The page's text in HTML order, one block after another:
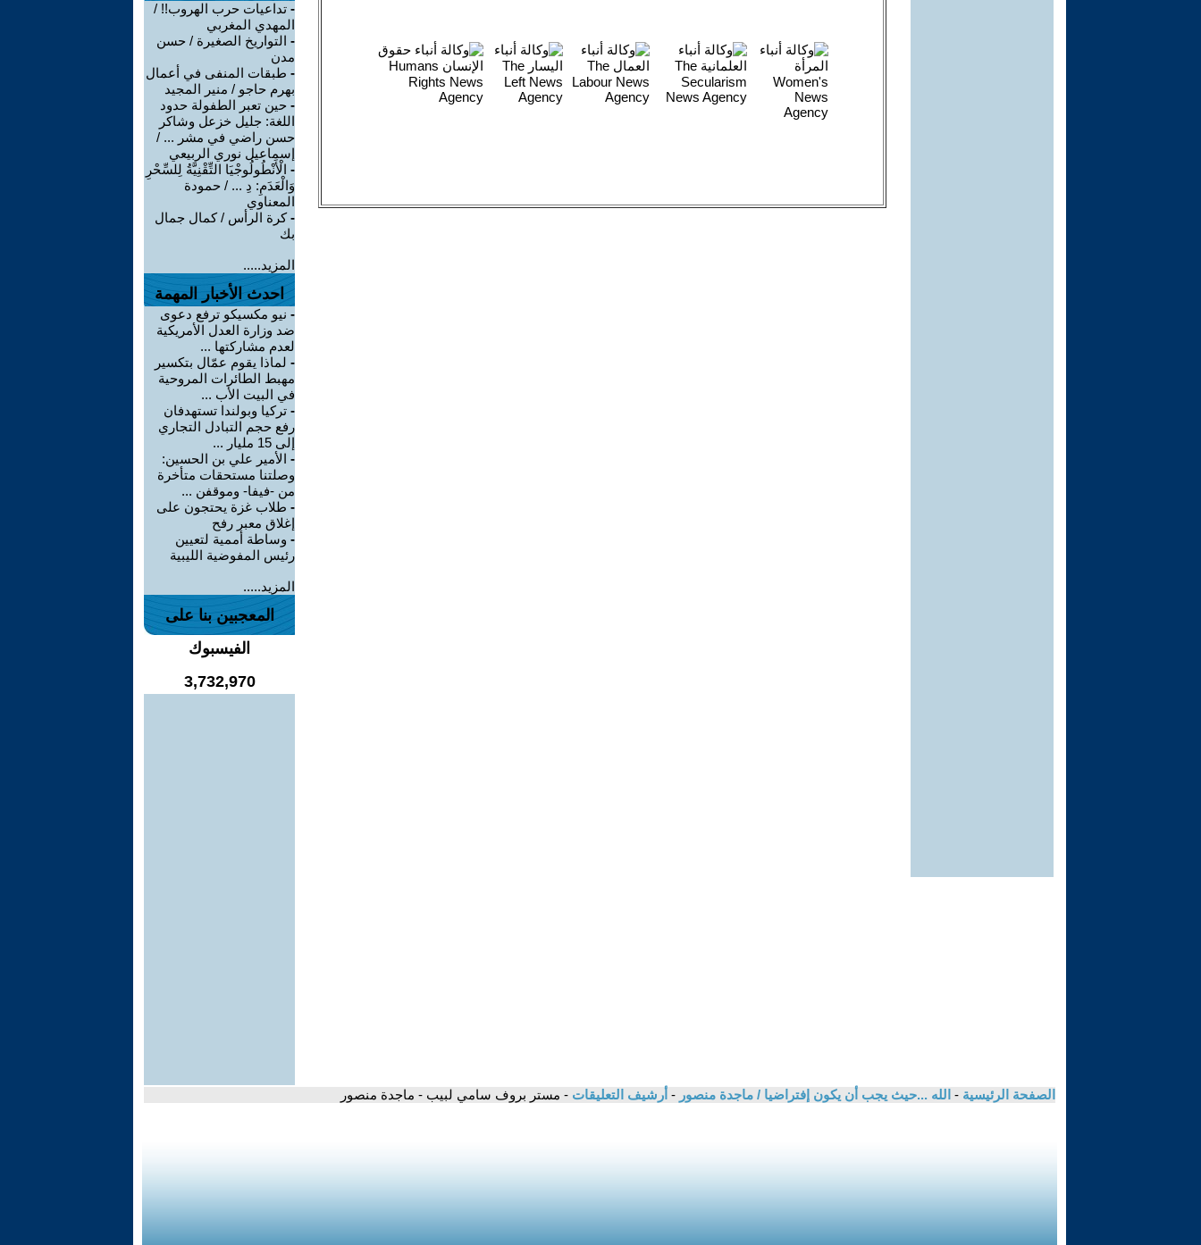
- تداعيات حرب الهروب!! /
المهدي المغربي
- التواريخ الصغيرة / حسن
مدن
- طبقات المنفى في أعمال
بهرم حاجو / منير المجيد
- حين تعبر الطفولة حدود
اللغة: جليل خزعل وشاكر
حسن راضي في مشر ... /
إسماعيل نوري الربيعي
- الْأَنْطُولُوجْيَا التِّقْنِيَّةُ لِلسِّحْرِ
وَالْعَدَمِ: دِ ... / حمودة
المعناوي
-كرة الرأس / كمال جمال
بك
المزيد.....
احدث الأخبار المهمة
- نيو مكسيكو ترفع دعوى
ضد وزارة العدل الأمريكية
لعدم مشاركتها ...
- لماذا يقوم عمّال بتكسير
مهبط الطائرات المروحية
في البيت الأب ...
- تركيا وبولندا تستهدفان
رفع حجم التبادل التجاري
إلى 15 مليار ...
- الأمير علي بن الحسين:
وصلتنا مستحقات متأخرة
من -فيفا- وموقفن ...
- طلاب غزة يحتجون على
إغلاق معبر رفح
- وساطة أممية لتعيين
رئيس المفوضية الليبية
المزيد.....
المعجبين بنا على
الفيسبوك
3,732,970
الصفحة الرئيسية - الله ...حيث يجب أن يكون إفتراضيا / ماجدة منصور - أرشيف التعليقات - مستر بروف سامي لبيب - ماجدة منصور